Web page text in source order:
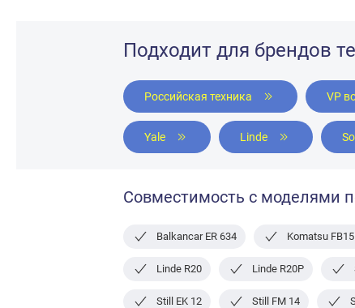
Подходит для брендов
Российская техника VP
Yale Linde
Совместимость с моделями
Balkancar ER 634 Komatsu
Linde R20 Linde R20Р
Still EK 12 Still FM 14